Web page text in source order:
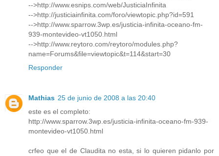
-->http://www.esnips.com/web/JusticiaInfinita
-->http://justiciainfinita.com/foro/viewtopic.php?id=591
-->http://www.sparrow.3wp.es/justicia-infinita-oceano-fm-
939-montevideo-vt1050.html
-->http://www.reytoro.com/reytoro/modules.php?
name=Forums&file=viewtopic&t=114&start=30
Responder
Mathias 25 de junio de 2008 a las 20:40
este es el completo:
http://www.sparrow.3wp.es/justicia-infinita-oceano-fm-939-
montevideo-vt1050.html
crfeo que el de Claudita no esta, si lo quieren pidanlo por